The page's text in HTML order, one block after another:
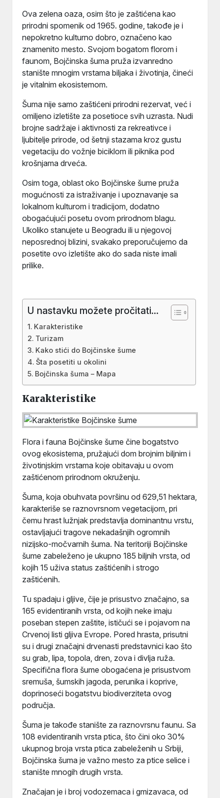
Ova zelena oaza, osim što je zaštićena kao
prirodni spomenik od 1965. godine, takođe je i
nepokretno kulturno dobro, označeno kao
znamenito mesto. Svojom bogatom florom i
faunom, Bojčinska šuma pruža izvanredno
stanište mnogim vrstama biljaka i životinja, čineći
je vitalnim ekosistemom.
Šuma nije samo zaštićeni prirodni rezervat, već i
omiljeno izletište za posetioce svih uzrasta. Nudi
brojne sadržaje i aktivnosti za rekreativce i
ljubitelje prirode, od šetnji stazama kroz gustu
vegetaciju do vožnje biciklom ili piknika pod
krošnjama drveća.
Osim toga, oblast oko Bojčinske šume pruža
mogućnosti za istraživanje i upoznavanje sa
lokalnom kulturom i tradicijom, dodatno
obogaćujući posetu ovom prirodnom blagu.
Ukoliko stanujete u Beogradu ili u njegovoj
neposrednoj blizini, svakako preporučujemo da
posetite ovo izletište ako do sada niste imali
prilike.
U nastavku možete pročitati...
Karakteristike
Turizam
Kako stići do Bojčinske šume
Šta posetiti u okolini
Bojčinska šuma – Mapa
Karakteristike
Flora i fauna Bojčinske šume čine bogatstvo
ovog ekosistema, pružajući dom brojnim biljnim i
životinjskim vrstama koje obitavaju u ovom
zaštićenom prirodnom okruženju.
Šuma, koja obuhvata površinu od 629,51 hektara,
karakteriše se raznovrsnom vegetacijom, pri
čemu hrast lužnjak predstavlja dominantnu vrstu,
ostavljajući tragove nekadašnjih ogromnih
nizijsko-močvarnih šuma. Na teritoriji Bojčinske
šume zabeleženo je ukupno 185 biljnih vrsta, od
kojih 15 uživa status zaštićenih i strogo
zaštićenih.
Tu spadaju i gljive, čije je prisustvo značajno, sa
165 evidentiranih vrsta, od kojih neke imaju
poseban stepen zaštite, ističući se i pojavom na
Crvenoj listi gljiva Evrope. Pored hrasta, prisutni
su i drugi značajni drvenasti predstavnici kao što
su grab, lipa, topola, dren, zova i divlja ruža.
Specifična flora šume obogaćena je prisustvom
sremuša, šumskih jagoda, perunika i koprive,
doprinoseći bogatstvu biodiverziteta ovog
područja.
Šuma je takođe stanište za raznovrsnu faunu. Sa
108 evidentiranih vrsta ptica, što čini oko 30%
ukupnog broja vrsta ptica zabeleženih u Srbiji,
Bojčinska šuma je važno mesto za ptice selice i
stanište mnogih drugih vrsta.
Značajan je i broj vodozemaca i gmizavaca, od